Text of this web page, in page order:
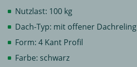
Nutzlast: 100 kg
Dach-Typ: mit offener Dachreling
Form: 4 Kant Profil
Farbe: schwarz